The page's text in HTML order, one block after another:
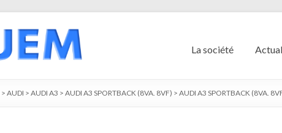
La société
> AUDI > AUDI A3 > AUDI A3 SPORTBACK (8VA. 8VF) > AUDI A3 SPORTBACK (8VA.